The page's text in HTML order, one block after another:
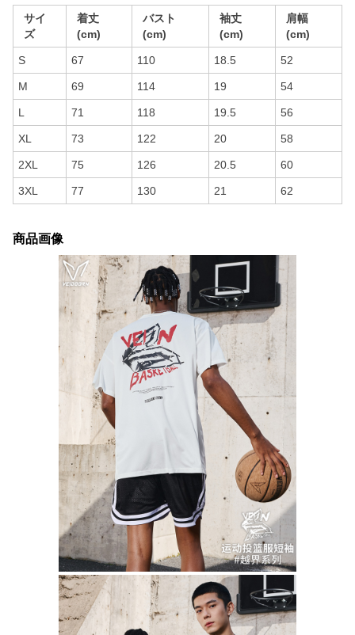
サイ
ズ
着丈
(cm)
バスト
(cm)
袖丈
(cm)
肩幅
(cm)
S 67 110 18.5 52
M 69 114 19 54
L 71 118 19.5 56
XL 73 122 20 58
2XL 75 126 20.5 60
3XL 77 130 21 62
商品画像